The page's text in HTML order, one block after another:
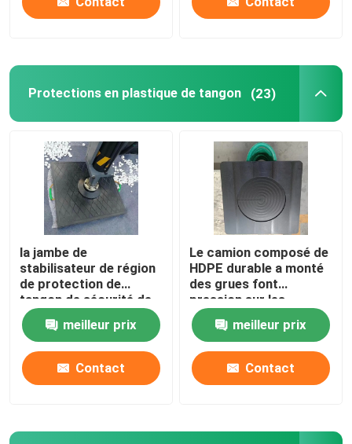
Protections en plastique de tangon (23)
la jambe de
stabilisateur de région
de protection de
tangon de sécurité de
HDPE de 500x500mm
capitonne Crane Foot
Pads
meilleur prix
Contact
Le camion composé de
HDPE durable a monté
des grues font
pression sur les
protections
résistantes de tangon
meilleur prix
Contact